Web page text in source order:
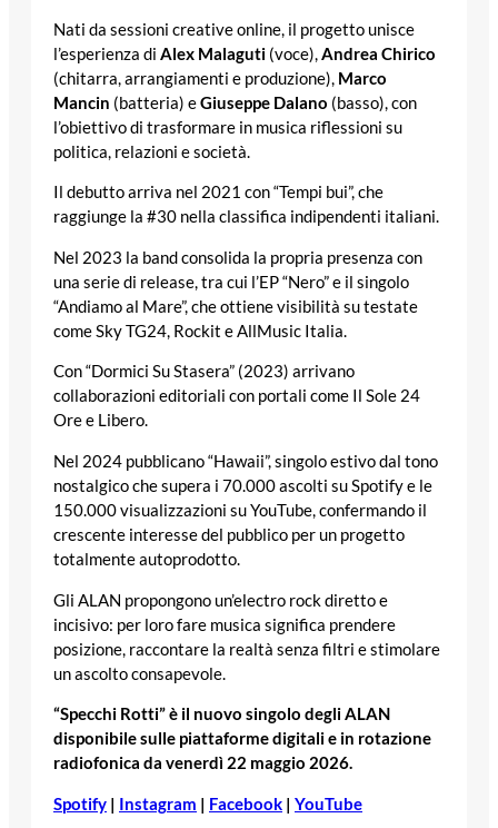
Nati da sessioni creative online, il progetto unisce
l’esperienza di Alex Malaguti (voce),Andrea Chirico
(chitarra, arrangiamenti e produzione), Marco
Mancin (batteria) eGiuseppe Dalano (basso), con
l’obiettivo di trasformare in musica riflessioni su
politica, relazioni e società.
Il debutto arriva nel 2021 con “Tempi bui”, che
raggiunge la #30 nella classifica indipendenti italiani.
Nel 2023 la band consolida la propria presenza con
una serie di release, tra cui l’EP “Nero” e il singolo
“Andiamo al Mare”, che ottiene visibilità su testate
come Sky TG24, Rockit e AllMusic Italia.
Con “Dormici Su Stasera” (2023) arrivano
collaborazioni editoriali con portali come Il Sole 24
Ore e Libero.
Nel 2024 pubblicano “Hawaii”, singolo estivo dal tono
nostalgico che supera i 70.000 ascolti su Spotify e le
150.000 visualizzazioni su YouTube, confermando il
crescente interesse del pubblico per un progetto
totalmente autoprodotto.
Gli ALAN propongono un’electro rock diretto e
incisivo: per loro fare musica significa prendere
posizione, raccontare la realtà senza filtri e stimolare
un ascolto consapevole.
“Specchi Rotti” è il nuovo singolo degli ALAN
disponibile sulle piattaforme digitali e in rotazione
radiofonica da venerdì 22 maggio 2026.
Spotify | Instagram | Facebook | YouTube